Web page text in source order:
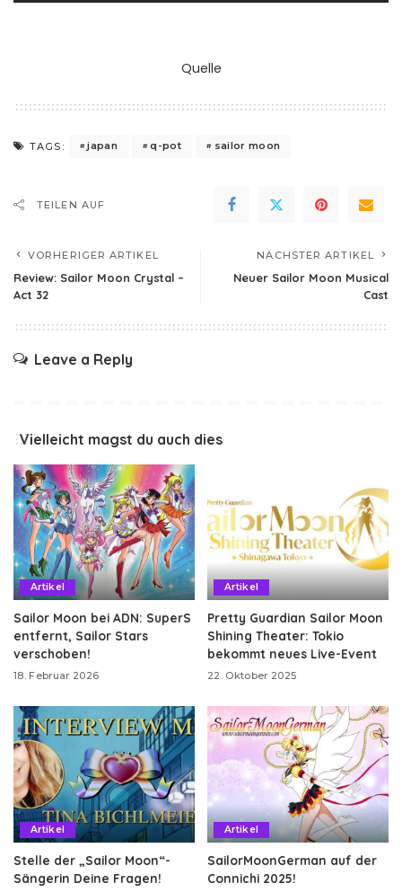
Quelle
TAGS: japan q-pot sailor moon
TEILEN AUF
VORHERIGER ARTIKEL
Review: Sailor Moon Crystal –
Act 32
NÄCHSTER ARTIKEL
Neuer Sailor Moon Musical
Cast
Leave a Reply
Vielleicht magst du auch dies
Artikel
Sailor Moon bei ADN: SuperS
entfernt, Sailor Stars
verschoben!
18. Februar 2026
Artikel
Pretty Guardian Sailor Moon
Shining Theater: Tokio
bekommt neues Live-Event
22. Oktober 2025
Artikel
Stelle der „Sailor Moon“-
Sängerin Deine Fragen!
Artikel
SailorMoonGerman auf der
Connichi 2025!